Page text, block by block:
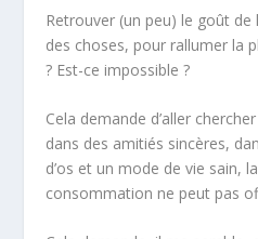
Retrouver (un peu) le goût de
des choses, pour rallumer la
? Est-ce impossible ?
Cela demande d’aller
dans des amitiés sincères,
d’os et un mode de vie sain,
consommation ne peut pas